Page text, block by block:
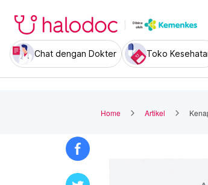
Chat dengan Dokter Toko
Home Artikel